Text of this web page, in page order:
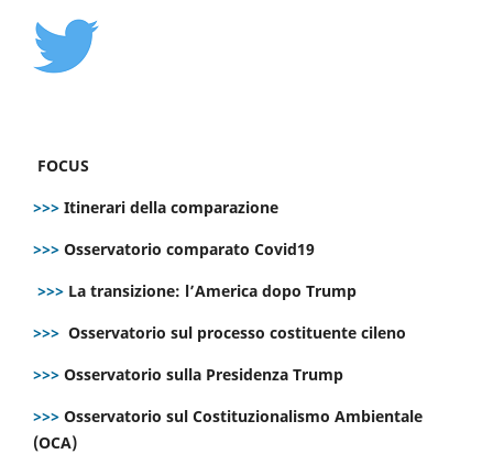
FOCUS
>>> Itinerari della comparazione
>>> Osservatorio comparato Covid19
>>> La transizione: l’America dopo Trump
>>> Osservatorio sul processo costituente cileno
>>> Osservatorio sulla Presidenza Trump
>>> Osservatorio sul Costituzionalismo Ambientale
(OCA)